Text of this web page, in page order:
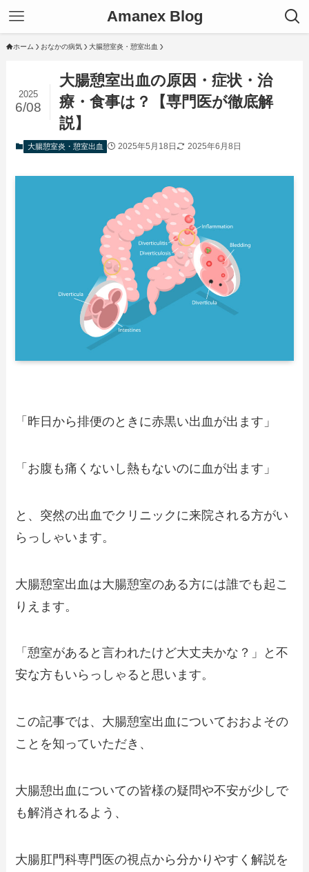
Amanex Blog
ホーム おなかの病気 大腸憩室炎・憩室出血
大腸憩室出血の原因・症状・治
療・食事は？【専門医が徹底解
説】
2025
6/08
大腸憩室炎・憩室出血 2025年5月18日 2025年6月8日
「昨日から排便のときに赤黒い出血が出ます」
「お腹も痛くないし熱もないのに血が出ます」
と、突然の出血でクリニックに来院される方がい
らっしゃいます。
大腸憩室出血は大腸憩室のある方には誰でも起こ
りえます。
「憩室があると言われたけど大丈夫かな？」と不
安な方もいらっしゃると思います。
この記事では、大腸憩室出血についておおよその
ことを知っていただき、
大腸憩出血についての皆様の疑問や不安が少しで
も解消されるよう、
大腸肛門科専門医の視点から分かりやすく解説を